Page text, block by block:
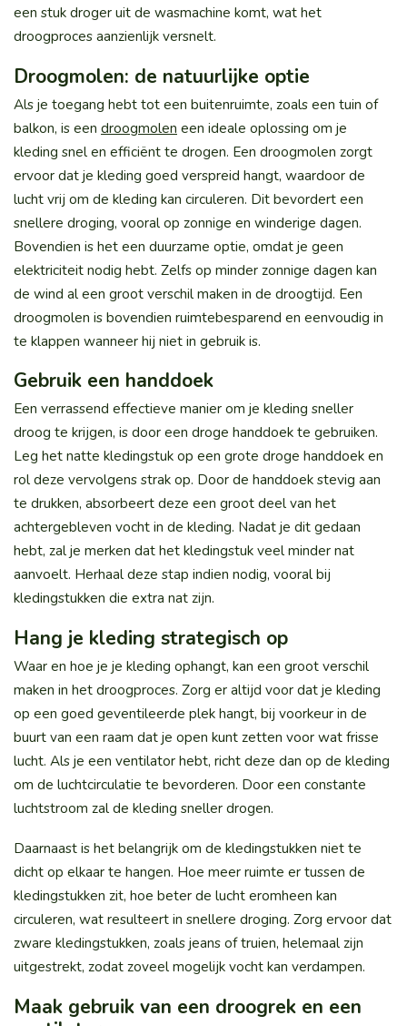
een stuk droger uit de wasmachine komt, wat het
droogproces aanzienlijk versnelt.
Droogmolen: de natuurlijke optie
Als je toegang hebt tot een buitenruimte, zoals een tuin of
balkon, is een droogmolen een ideale oplossing om je
kleding snel en efficiënt te drogen. Een droogmolen zorgt
ervoor dat je kleding goed verspreid hangt, waardoor de
lucht vrij om de kleding kan circuleren. Dit bevordert een
snellere droging, vooral op zonnige en winderige dagen.
Bovendien is het een duurzame optie, omdat je geen
elektriciteit nodig hebt. Zelfs op minder zonnige dagen kan
de wind al een groot verschil maken in de droogtijd. Een
droogmolen is bovendien ruimtebesparend en eenvoudig in
te klappen wanneer hij niet in gebruik is.
Gebruik een handdoek
Een verrassend effectieve manier om je kleding sneller
droog te krijgen, is door een droge handdoek te gebruiken.
Leg het natte kledingstuk op een grote droge handdoek en
rol deze vervolgens strak op. Door de handdoek stevig aan
te drukken, absorbeert deze een groot deel van het
achtergebleven vocht in de kleding. Nadat je dit gedaan
hebt, zal je merken dat het kledingstuk veel minder nat
aanvoelt. Herhaal deze stap indien nodig, vooral bij
kledingstukken die extra nat zijn.
Hang je kleding strategisch op
Waar en hoe je je kleding ophangt, kan een groot verschil
maken in het droogproces. Zorg er altijd voor dat je kleding
op een goed geventileerde plek hangt, bij voorkeur in de
buurt van een raam dat je open kunt zetten voor wat frisse
lucht. Als je een ventilator hebt, richt deze dan op de kleding
om de luchtcirculatie te bevorderen. Door een constante
luchtstroom zal de kleding sneller drogen.
Daarnaast is het belangrijk om de kledingstukken niet te
dicht op elkaar te hangen. Hoe meer ruimte er tussen de
kledingstukken zit, hoe beter de lucht eromheen kan
circuleren, wat resulteert in snellere droging. Zorg ervoor dat
zware kledingstukken, zoals jeans of truien, helemaal zijn
uitgestrekt, zodat zoveel mogelijk vocht kan verdampen.
Maak gebruik van een droogrek en een